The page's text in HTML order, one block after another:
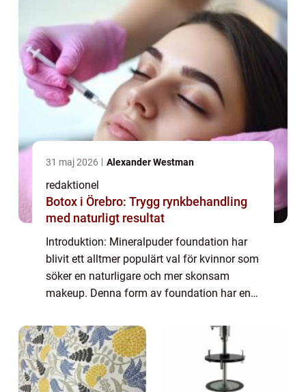
31 maj 2026 Alexander Westman
redaktionel
Botox i Örebro: Trygg rynkbehandling
med naturligt resultat
Introduktion: Mineralpuder foundation har
blivit ett alltmer populärt val för kvinnor som
söker en naturligare och mer skonsam
makeup. Denna form av foundation har en
den en rad fördelar gentemot traditione...